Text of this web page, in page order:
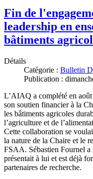
Fin de
leadership en
bâtiments
Détails
Catégorie : Bulletin
Publication :
L’AIAQ a complété en
son soutien financier à la
les bâtiments agricoles
l’agriculture et de
Cette collaboration se
la nature de la Chaire et le
FSAA. Sébastien Fournel a
présentait à lui et est déjà
partenaires de recherche.